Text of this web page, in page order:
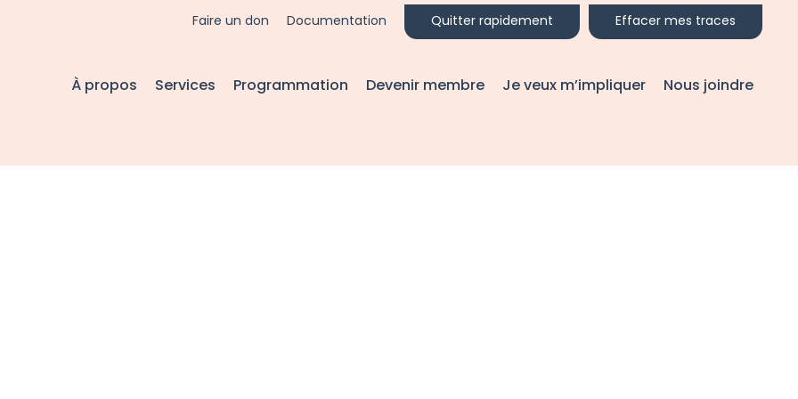
À propos Services Programmation Devenir membre Je veux m’impliquer Nous joindre
Faire un don Documentation Quitter rapidement Effacer mes traces